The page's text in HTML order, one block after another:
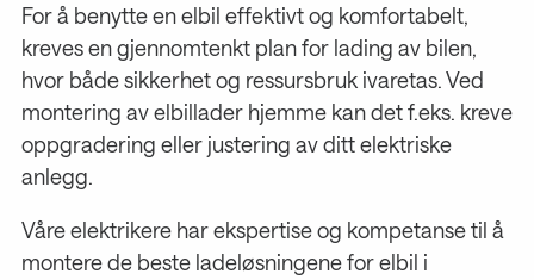
For å benytte en elbil effektivt og komfortabelt,
kreves en gjennomtenkt plan for lading av bilen,
hvor både sikkerhet og ressursbruk ivaretas. Ved
montering av elbillader hjemme kan det f.eks. kreve
oppgradering eller justering av ditt elektriske
anlegg.
Våre elektrikere har ekspertise og kompetanse til å
montere de beste ladeløsningene for elbil i